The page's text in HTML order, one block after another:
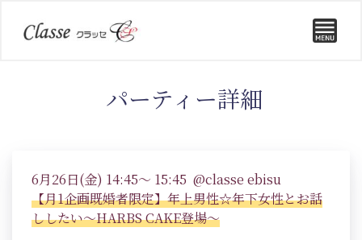
パーティー詳細
6月26日(金) 14:45～ 15:45 @classe ebisu
【月1企画既婚者限定】年上男性☆年下女性とお話
ししたい～HARBS CAKE登場～